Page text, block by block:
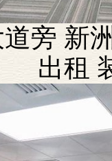
旁 新
出租